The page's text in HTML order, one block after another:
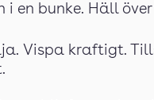
i en bunke. Häll
Vispa kraftigt.